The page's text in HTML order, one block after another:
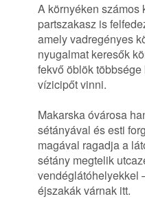
A környéken számos
partszakasz is
amely vadregényes
nyugalmat keresők
fekvő öblök
vízicipőt vinni.
Makarska óvárosa
sétányával és esti
magával ragadja a
sétány megtelik
vendéglátóhelyekkel
éjszakák várnak itt.